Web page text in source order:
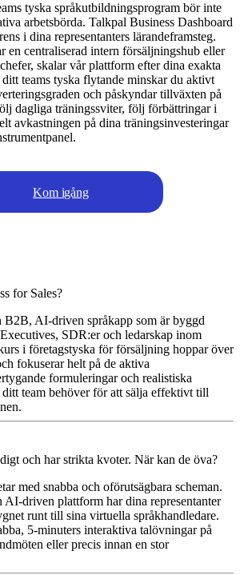
tyska språkutbildningsprogram bör inte
arbetsbörda. Talkpal Business Dashboard
i dina representanters lärandeframsteg.
en centraliserad intern försäljningshub eller
skalar vår plattform efter dina exakta
teams tyska flytande minskar du aktivt
och påskyndar tillväxten på
dagliga träningssviter, följ förbättringar i
avkastningen på dina träningsinvesteringar
Kom igång
for Sales?
B2B, AI-driven språkapp som är byggd
SDR:er och ledarskap inom
i företagstyska för försäljning hoppar över
fokuserar helt på de aktiva
formuleringar och realistiska
team behöver för att sälja effektivt till
och har strikta kvoter. När kan de öva?
med snabba och oförutsägbara scheman.
AI-driven plattform har dina representanter
runt till sina virtuella språkhandledare.
5-minuters interaktiva talövningar på
eller precis innan en stor